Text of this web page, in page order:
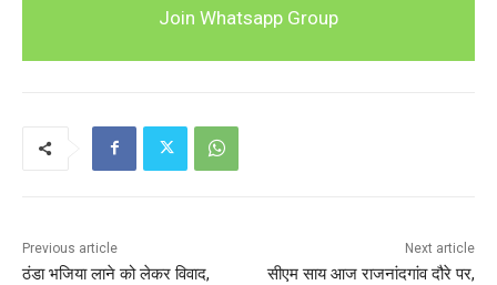
Join Whatsapp Group
Previous article
ठंडा भजिया लाने को लेकर विवाद,
Next article
सीएम साय आज राजनांदगांव दौरे पर,